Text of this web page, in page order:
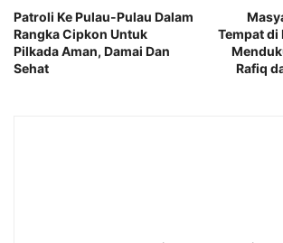
Patroli Ke Pulau-Pulau Dalam
Rangka Cipkon Untuk
Pilkada Aman, Damai Dan
Sehat
Tempat di
Rafiq